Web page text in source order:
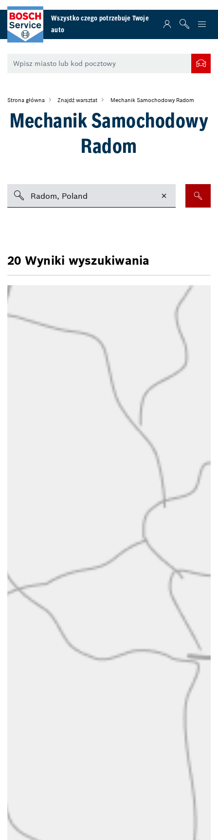
Wszystko czego potrzebuje Twoje
auto
Strona główna Znajdź warsztat Mechanik Samochodowy Radom
Mechanik Samochodowy
Radom